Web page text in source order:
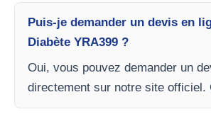
Puis-je demander un devis en
Diabète YRA399 ?
Oui, vous pouvez demander un
directement sur notre site officiel.